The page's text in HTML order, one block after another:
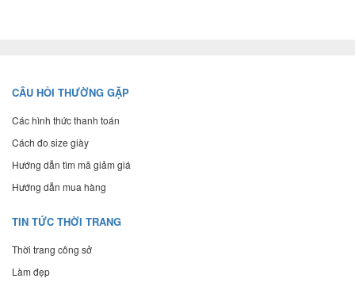
CÂU HỎI THƯỜNG GẶP
Các hình thức thanh toán
Cách đo size giày
Hướng dẫn tìm mã giảm giá
Hướng dẫn mua hàng
TIN TỨC THỜI TRANG
Thời trang công sở
Làm đẹp